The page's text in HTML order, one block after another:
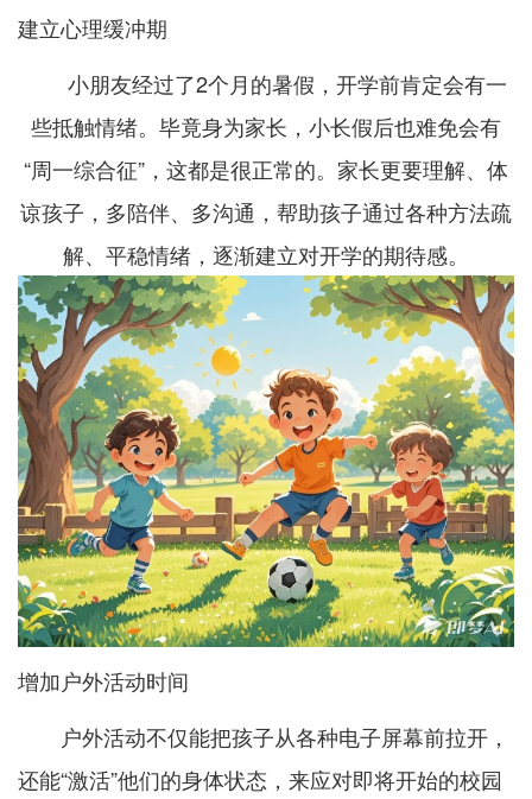
建立心理缓冲期
小朋友经过了2个月的暑假，开学前肯定会有一
些抵触情绪。毕竟身为家长，小长假后也难免会有
“周一综合征”，这都是很正常的。家长更要理解、体
谅孩子，多陪伴、多沟通，帮助孩子通过各种方法疏
解、平稳情绪，逐渐建立对开学的期待感。
增加户外活动时间
户外活动不仅能把孩子从各种电子屏幕前拉开，
还能“激活”他们的身体状态，来应对即将开始的校园